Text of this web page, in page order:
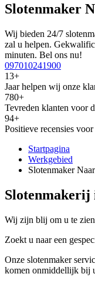
Slotenmaker
Wij bieden 24/7
zal u helpen.
minuten. Bel ons nu!
097010241900
13+
Jaar helpen wij onze
780+
Tevreden klanten voor
94+
Positieve recensies
Startpagina
Werkgebied
Slotenmaker
Slotenmakerij
Wij zijn blij om u te
Zoekt u naar een
Onze slotenmaker
komen onmiddellijk bij